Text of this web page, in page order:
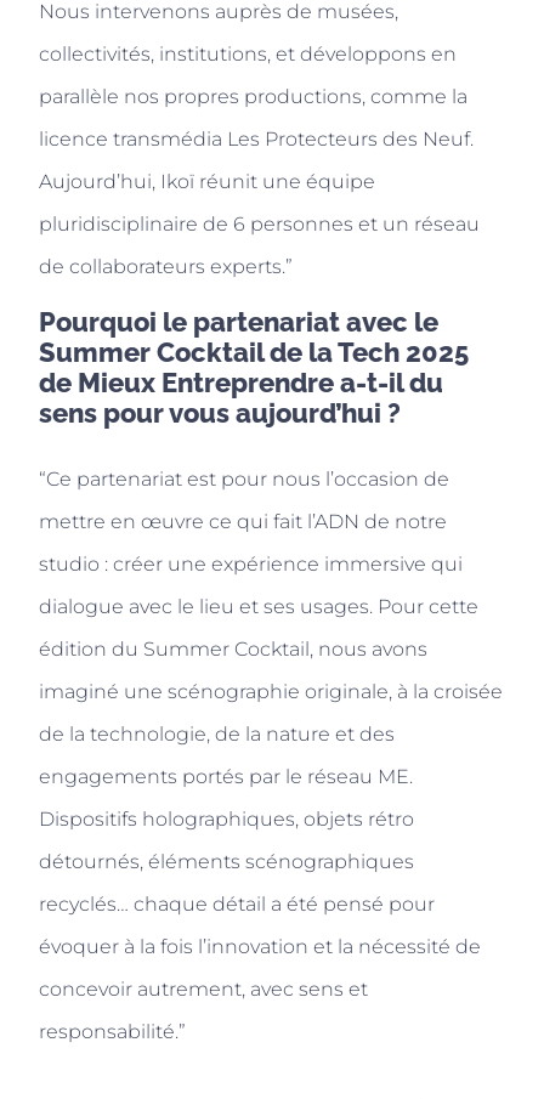
Nous intervenons auprès de musées,
collectivités, institutions, et développons en
parallèle nos propres productions, comme la
licence transmédia Les Protecteurs des Neuf.
Aujourd’hui, Ikoï réunit une équipe
pluridisciplinaire de 6 personnes et un réseau
de collaborateurs experts.”
Pourquoi le partenariat avec le
Summer Cocktail de la Tech 2025
de Mieux Entreprendre a-t-il du
sens pour vous aujourd’hui ?
“Ce partenariat est pour nous l’occasion de
mettre en œuvre ce qui fait l’ADN de notre
studio : créer une expérience immersive qui
dialogue avec le lieu et ses usages. Pour cette
édition du Summer Cocktail, nous avons
imaginé une scénographie originale, à la croisée
de la technologie, de la nature et des
engagements portés par le réseau ME.
Dispositifs holographiques, objets rétro
détournés, éléments scénographiques
recyclés… chaque détail a été pensé pour
évoquer à la fois l’innovation et la nécessité de
concevoir autrement, avec sens et
responsabilité.”